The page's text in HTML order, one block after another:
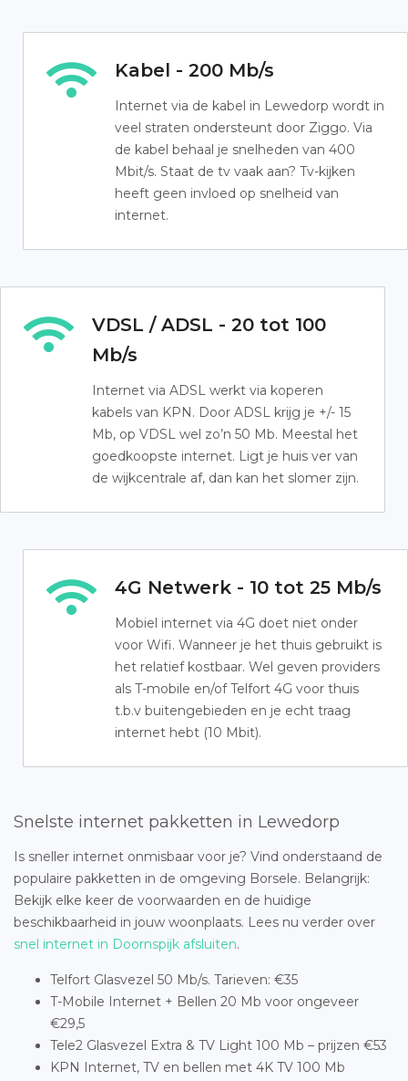
Kabel - 200 Mb/s
Internet via de kabel in Lewedorp wordt in
veel straten ondersteunt door Ziggo. Via
de kabel behaal je snelheden van 400
Mbit/s. Staat de tv vaak aan? Tv-kijken
heeft geen invloed op snelheid van
internet.
VDSL / ADSL - 20 tot 100
Mb/s
Internet via ADSL werkt via koperen
kabels van KPN. Door ADSL krijg je +/- 15
Mb, op VDSL wel zo’n 50 Mb. Meestal het
goedkoopste internet. Ligt je huis ver van
de wijkcentrale af, dan kan het slomer zijn.
4G Netwerk - 10 tot 25 Mb/s
Mobiel internet via 4G doet niet onder
voor Wifi. Wanneer je het thuis gebruikt is
het relatief kostbaar. Wel geven providers
als T-mobile en/of Telfort 4G voor thuis
t.b.v buitengebieden en je echt traag
internet hebt (10 Mbit).
Snelste internet pakketten in Lewedorp
Is sneller internet onmisbaar voor je? Vind onderstaand de
populaire pakketten in de omgeving Borsele. Belangrijk:
Bekijk elke keer de voorwaarden en de huidige
beschikbaarheid in jouw woonplaats. Lees nu verder over
snel internet in Doornspijk afsluiten.
Telfort Glasvezel 50 Mb/s. Tarieven: €35
T-Mobile Internet + Bellen 20 Mb voor ongeveer
€29,5
Tele2 Glasvezel Extra & TV Light 100 Mb – prijzen €53
KPN Internet, TV en bellen met 4K TV 100 Mb